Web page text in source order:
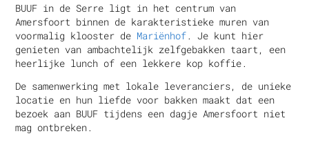
BUUF in de Serre ligt in het centrum van
Amersfoort binnen de karakteristieke muren van
voormalig klooster de Mariënhof . Je kunt hier
genieten van ambachtelijk zelfgebakken taart, een
heerlijke lunch of een lekkere kop koffie.
De samenwerking met lokale leveranciers, de unieke
locatie en hun liefde voor bakken maakt dat een
bezoek aan BUUF tijdens een dagje Amersfoort niet
mag ontbreken.